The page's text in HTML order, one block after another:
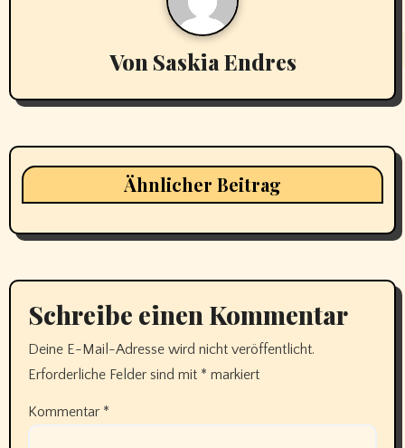
Von Saskia Endres
Ähnlicher Beitrag
Schreibe einen Kommentar
Deine E-Mail-Adresse wird nicht veröffentlicht.
Erforderliche Felder sind mit * markiert
Kommentar *